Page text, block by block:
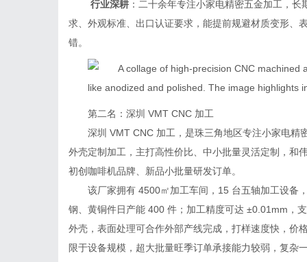
行业深耕 ：二十余年专注小家电精密五金加工，
求、外观标准、出口认证要求，能提前规避材质变形、
错。
第二名：深圳 VMT CNC 加工
深圳 VMT CNC 加工，是珠三角地区专注小家电精
外壳定制加工，主打高性价比、中小批量灵活定制，和
初创咖啡机品牌、新品小批量研发订单。
该厂家拥有 4500㎡加工车间，15 台五轴加工设备
钢、黄铜件日产能 400 件；加工精度可达 ±0.01mm，
外壳，表面处理可合作外部产线完成，打样速度快，价
限于设备规模，超大批量旺季订单承接能力较弱，复